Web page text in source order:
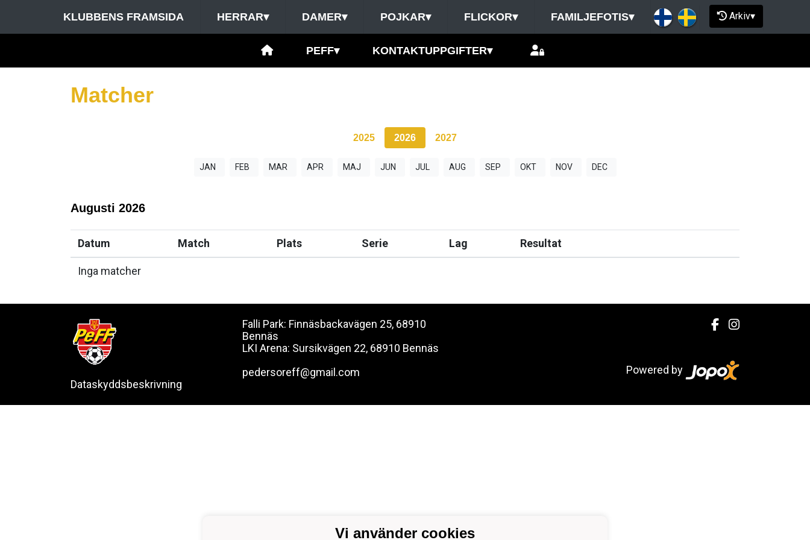
KLUBBENS FRAMSIDA HERRAR▾ DAMER▾ POJKAR▾ FLICKOR▾ FAMILJEFOTIS▾ Arkiv▾
PEFF▾ KONTAKTUPPGIFTER▾
Matcher
2025 2026 2027
JAN FEB MAR APR MAJ JUN JUL AUG SEP OKT NOV DEC
Augusti 2026
Datum Match Plats Serie Lag Resultat
Inga matcher
Dataskyddsbeskrivning
Falli Park: Finnäsbackavägen 25, 68910
Bennäs
LKI Arena: Sursikvägen 22, 68910 Bennäs
pedersoreff@gmail.com
Powered by
Vi använder cookies